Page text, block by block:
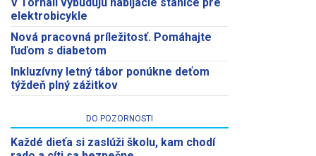
elektrobicykle
Nová pracovná príležitosť. Pomáhajte
ľuďom s diabetom
Inkluzívny letný tábor ponúkne deťom
týždeň plný zážitkov
DO POZORNOSTI
Každé dieťa si zaslúži školu, kam chodí